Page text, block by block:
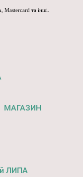
Mastercard та інші.
МАГАЗИН
ЛИПА